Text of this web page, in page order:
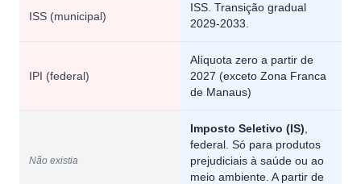
ISS. Transição gradual
2029-2033.
ISS (municipal)
IPI (federal)
Alíquota zero a partir de
2027 (exceto Zona Franca
de Manaus)
Não existia
Imposto Seletivo (IS)
federal. Só para produtos
prejudiciais à saúde ou ao
meio ambiente. A partir de